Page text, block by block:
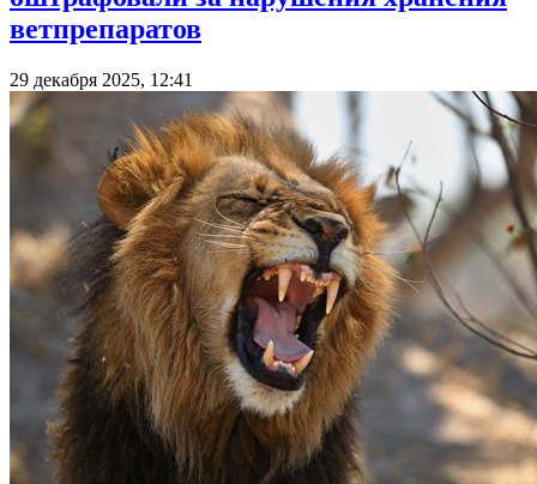
ветпрепаратов
29 декабря 2025, 12:41